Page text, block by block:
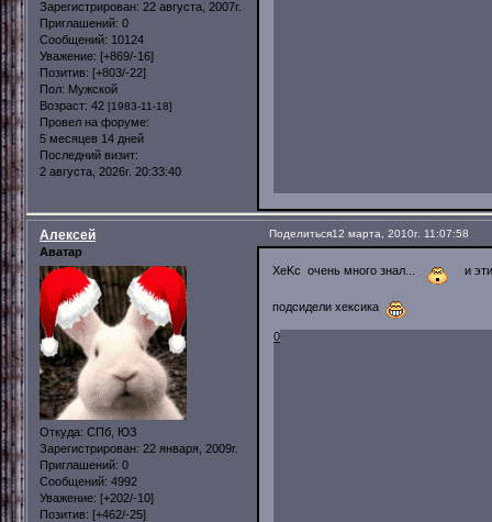
Зарегистрирован: 22 августа, 2007г.
Приглашений: 0
Сообщений: 10124
Уважение: [+869/-16]
Позитив: [+803/-22]
Пол: Мужской
Возраст: 42 [1983-11-18]
Провел на форуме:
5 месяцев 14 дней
Последний визит:
2 августа, 2026г. 20:33:40
Поделиться12 марта, 2010г. 11:07:58
Алексей
Аватар
Откуда: СПб, ЮЗ
Зарегистрирован: 22 января, 2009г.
Приглашений: 0
Сообщений: 4992
Уважение: [+202/-10]
Позитив: [+462/-25]
ХеKc очень много знал... и
подсидели хексика
0